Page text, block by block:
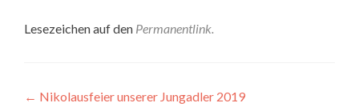
Lesezeichen auf den Permanentlink.
Beitragsnavigation
← Nikolausfeier unserer Jungadler 2019